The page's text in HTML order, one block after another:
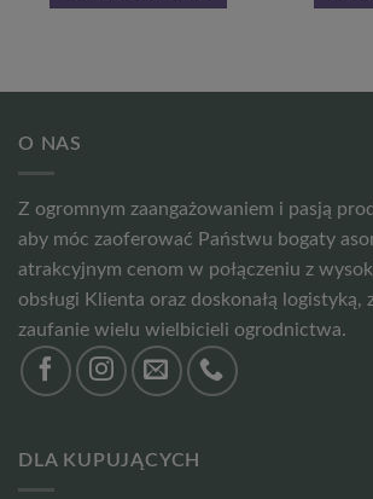
O NAS
Z ogromnym zaangażowaniem i pasją
aby móc zaoferować Państwu bogaty
atrakcyjnym cenom w połączeniu z
obsługi Klienta oraz doskonałą logistyką,
zaufanie wielu wielbicieli ogrodnictwa.
DLA KUPUJĄCYCH